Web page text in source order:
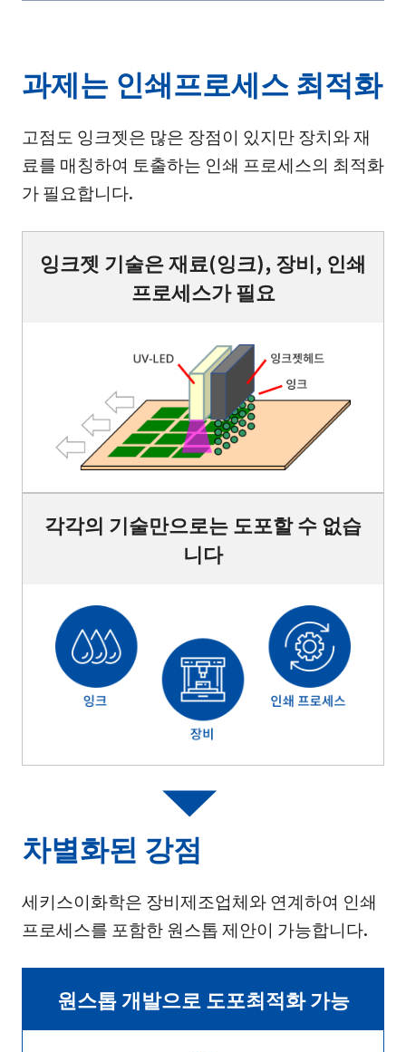
과제는 인쇄프로세스 최적화
고점도 잉크젯은 많은 장점이 있지만 장치와 재
료를 매칭하여 토출하는 인쇄 프로세스의 최적화
가 필요합니다.
차별화된 강점
세키스이화학은 장비제조업체와 연계하여 인쇄
프로세스를 포함한 원스톱 제안이 가능합니다.
잉크젯 기술은 재료(잉크), 장비, 인쇄
프로세스가 필요
각각의 기술만으로는 도포할 수 없습
니다
원스톱 개발으로 도포최적화 가능